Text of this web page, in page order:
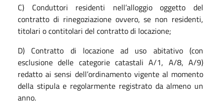
C) Conduttori residenti nell’alloggio oggetto del
contratto di rinegoziazione ovvero, se non residenti,
titolari o contitolari del contratto di locazione;
D) Contratto di locazione ad uso abitativo (con
esclusione delle categorie catastali A/1, A/8, A/9)
redatto ai sensi dell’ordinamento vigente al momento
della stipula e regolarmente registrato da almeno un
anno.